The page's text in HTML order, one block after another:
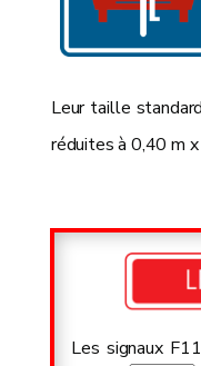
Leur taille
réduites à 0,40 m
Les signaux